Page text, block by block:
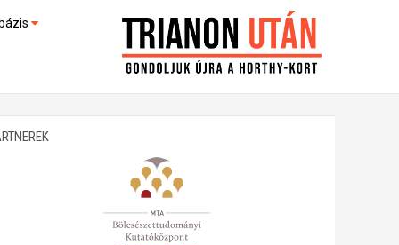
(feltöltés alatt)